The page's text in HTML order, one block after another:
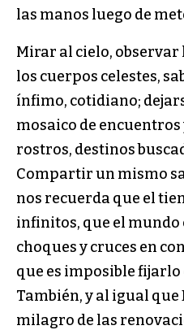
las manos luego de
Mirar al cielo,
los cuerpos celestes,
ínfimo, cotidiano;
mosaico de
rostros, destinos
Compartir un mismo
nos recuerda que el
infinitos, que el mundo
choques y cruces en
que es imposible fijarlo
También, y al igual
milagro de las